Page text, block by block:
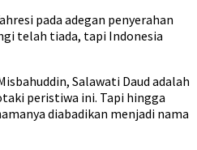
pada adegan penyerahan
telah tiada, tapi Indonesia
Salawati Daud adalah
peristiwa ini. Tapi hingga
diabadikan menjadi nama